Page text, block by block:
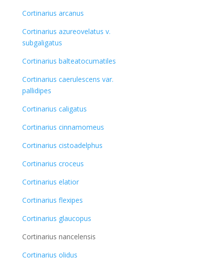
Cortinarius arcanus
Cortinarius azureovelatus v.
subgaligatus
Cortinarius balteatocumatiles
Cortinarius caerulescens var.
pallidipes
Cortinarius caligatus
Cortinarius cinnamomeus
Cortinarius cistoadelphus
Cortinarius croceus
Cortinarius elatior
Cortinarius flexipes
Cortinarius glaucopus
Cortinarius nancelensis
Cortinarius olidus